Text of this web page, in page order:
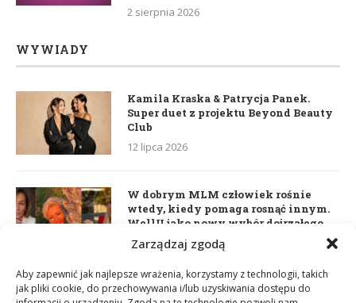
Zarządzaj zgodą
Aby zapewnić jak najlepsze wrażenia, korzystamy z technologii, takich
jak pliki cookie, do przechowywania i/lub uzyskiwania dostępu do
2 sierpnia 2026
WYWIADY
Kamila Kraska & Patrycja Panek.
Super duet z projektu Beyond Beauty
Club
12 lipca 2026
W dobrym MLM człowiek rośnie
wtedy, kiedy pomaga rosnąć innym.
WellU jako nowy wybór dojrzałego
lidera